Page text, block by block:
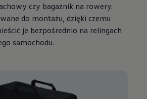
czy bagażnik na rowery.
do montażu, dzięki czemu
je bezpośrednio na relingach
samochodu.